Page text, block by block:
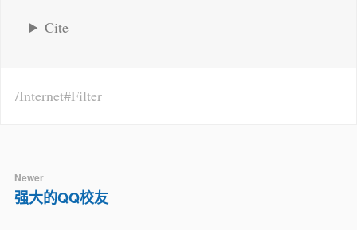
Cite
Internet Filter
Newer
强大的QQ校友